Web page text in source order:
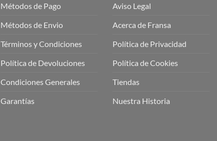
Métodos de Pago
Métodos de Envio
Términos y Condiciones
Política de Devoluciones
Condiciones Generales
Garantías
Aviso Legal
Acerca de Fransa
Política de Privacidad
Política de Cookies
Tiendas
Nuestra Historia